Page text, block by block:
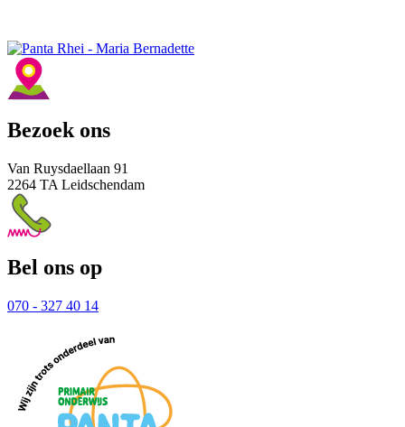
Bezoek ons
Van Ruysdaellaan 91
2264 TA Leidschendam
Bel ons op
070 - 327 40 14